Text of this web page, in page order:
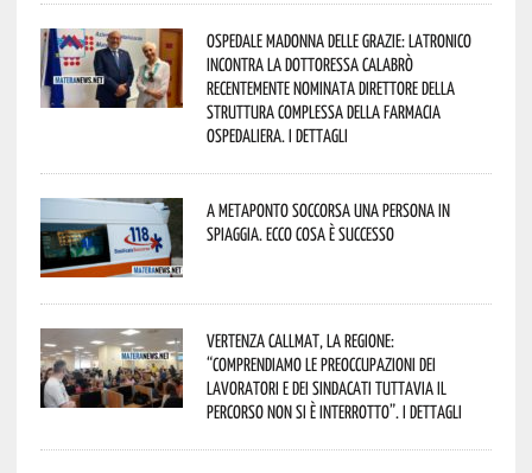
Ospedale Madonna delle Grazie: Latronico
incontra la dottoressa Calabrò
recentemente nominata Direttore della
Struttura Complessa della Farmacia
Ospedaliera. I dettagli
A Metaponto soccorsa una persona in
spiaggia. Ecco cosa è successo
Vertenza CallMat, la Regione:
“comprendiamo le preoccupazioni dei
lavoratori e dei sindacati tuttavia il
percorso non si è interrotto”. I dettagli